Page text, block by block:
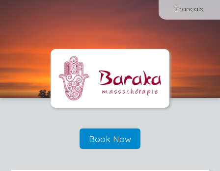
Français
Book Now